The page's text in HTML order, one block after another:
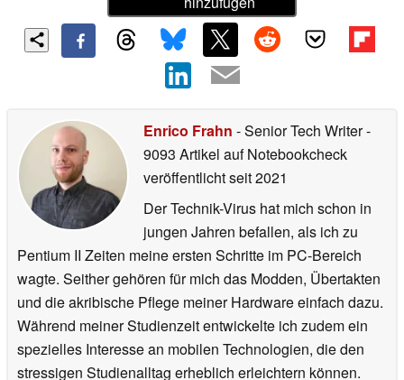
Enrico Frahn - Senior Tech Writer-
9093 Artikel auf Notebookcheck
veröffentlichtseit 2021
Der Technik-Virus hat mich schon in
jungen Jahren befallen, als ich zu
Pentium II Zeiten meine ersten Schritte im PC-Bereich
wagte. Seither gehören für mich das Modden, Übertakten
und die akribische Pflege meiner Hardware einfach dazu.
Während meiner Studienzeit entwickelte ich zudem ein
spezielles Interesse an mobilen Technologien, die den
stressigen Studienalltag erheblich erleichtern können.